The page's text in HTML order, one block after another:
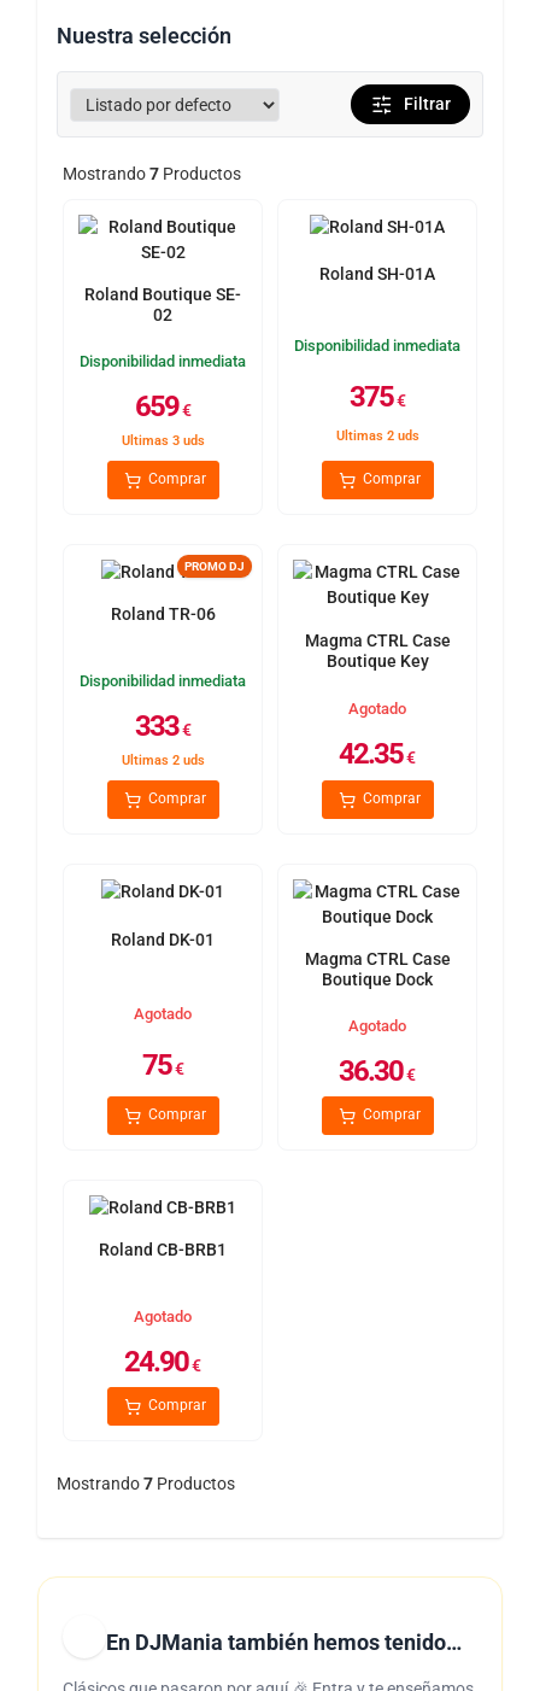
Nuestra selección
Filtrar
Mostrando7 Productos
Roland Boutique SE-
02
Disponibilidad inmediata
659€
Ultimas 3 uds
Comprar
Roland SH-01A
Disponibilidad inmediata
375€
Ultimas 2 uds
Comprar
PROMO DJ
Roland TR-06
Disponibilidad inmediata
333€
Ultimas 2 uds
Comprar
Magma CTRL Case
Boutique Key
Agotado
42.35€
Comprar
Roland DK-01
Agotado
75€
Comprar
Magma CTRL Case
Boutique Dock
Agotado
36.30€
Comprar
Roland CB-BRB1
Agotado
24.90€
Comprar
Mostrando7 Productos
En DJMania también hemos tenido…